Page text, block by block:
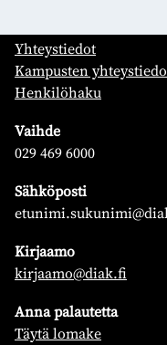
Yhteystiedot
Kampusten
Henkilöhaku
Vaihde
029 469 6000
Sähköposti
Kirjaamo
kirjaamo@diak.fi
Anna palautetta
Täytä lomake